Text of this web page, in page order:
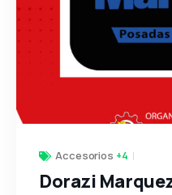
Accesorios +4
Dorazi